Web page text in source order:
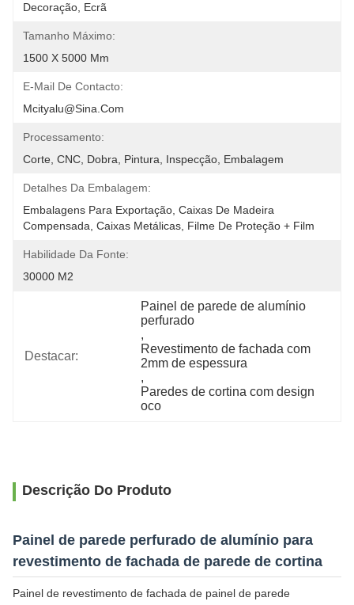
Decoração, Ecrã
Tamanho Máximo:
1500 X 5000 Mm
E-Mail De Contacto:
Mcityalu@sina.com
Processamento:
Corte, CNC, Dobra, Pintura, Inspecção, Embalagem
Detalhes Da Embalagem:
Embalagens Para Exportação, Caixas De Madeira
Compensada, Caixas Metálicas, Filme De Proteção + Film
Habilidade Da Fonte:
30000 M2
Destacar:
Painel de parede de alumínio
perfurado
,
Revestimento de fachada com
2mm de espessura
,
Paredes de cortina com design
oco
Descrição Do Produto
Painel de parede perfurado de alumínio para
revestimento de fachada de parede de cortina
Painel de revestimento de fachada de painel de parede